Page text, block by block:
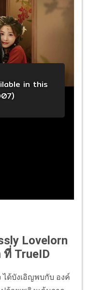
Lovelorn
TrueID
ด้บังเอิญพบกับ องค์